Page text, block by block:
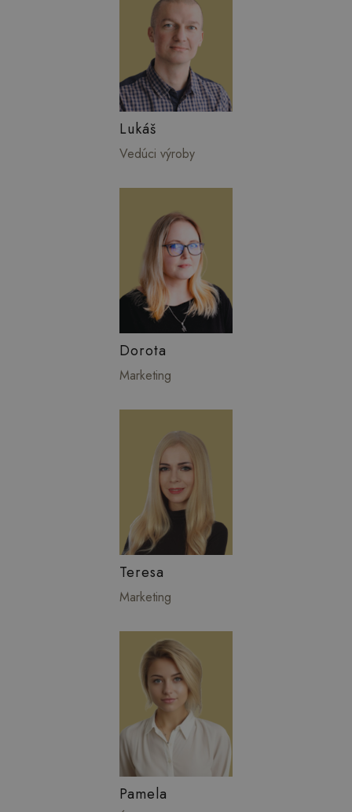
Lukáš
Vedúci výroby
Dorota
Marketing
Teresa
Marketing
Pamela